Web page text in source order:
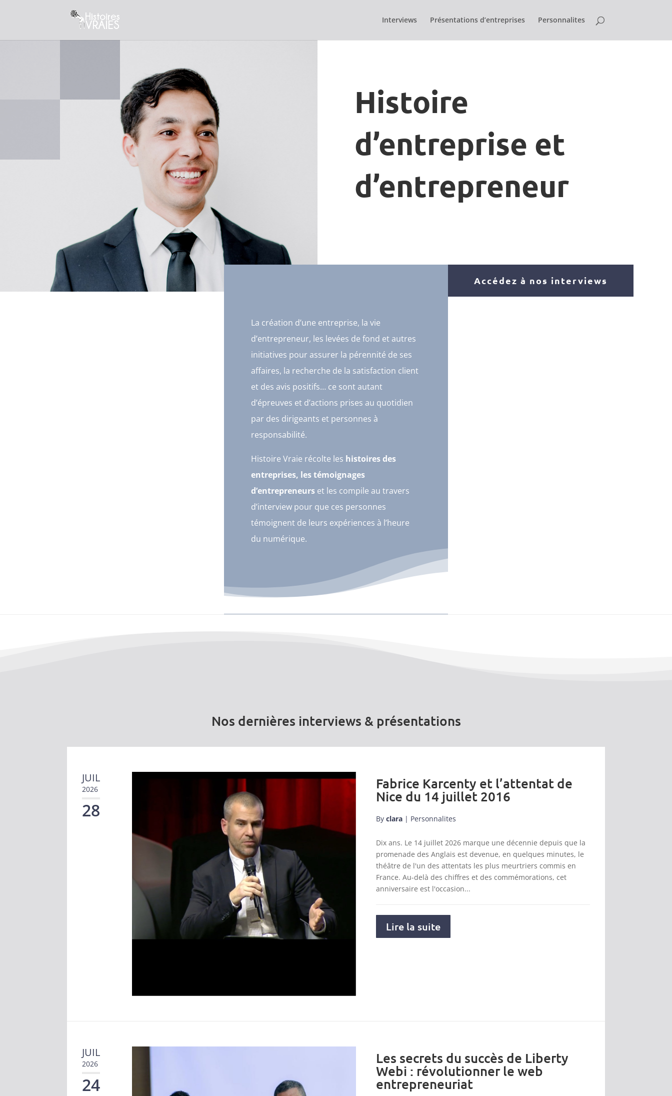
Interviews Présentations d’entreprises Personnalites
Histoire
d’entreprise et
d’entrepreneur
La création d’une entreprise, la vie
d’entrepreneur, les levées de fond et autres
initiatives pour assurer la pérennité de ses
affaires, la recherche de la satisfaction client
et des avis positifs… ce sont autant
d’épreuves et d’actions prises au quotidien
par des dirigeants et personnes à
responsabilité.
Histoire Vraie récolte les histoires des
entreprises, les témoignages
d’entrepreneurset les compile au travers
d’interview pour que ces personnes
témoignent de leurs expériences à l’heure
du numérique.
Accédez à nos interviews
Nos dernières interviews & présentations
JUIL
2026
28
Fabrice Karcenty et l’attentat de
Nice du 14 juillet 2016
By clara | Personnalites
Dix ans. Le 14 juillet 2026 marque une décennie depuis que la
promenade des Anglais est devenue, en quelques minutes, le
théâtre de l'un des attentats les plus meurtriers commis en
France. Au-delà des chiffres et des commémorations, cet
anniversaire est l'occasion...
Lire la suite
JUIL
2026
24
Les secrets du succès de Liberty
Webi : révolutionner le web
entrepreneuriat